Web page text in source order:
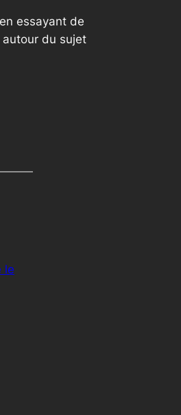
essayant de
autour du sujet
le